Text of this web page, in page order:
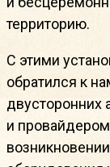
территорию.
С этими
обратился к
и